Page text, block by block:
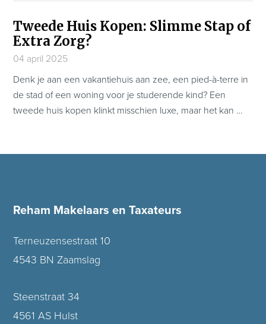
Tweede Huis Kopen: Slimme Stap of
Extra Zorg?
04 april 2025
Denk je aan een vakantiehuis aan zee, een pied-à-terre in
de stad of een woning voor je studerende kind? Een
tweede huis kopen klinkt misschien luxe, maar het kan …
Reham Makelaars en Taxateurs
Terneuzensestraat 10
4543 BN Zaamslag
Steenstraat 34
4561 AS Hulst